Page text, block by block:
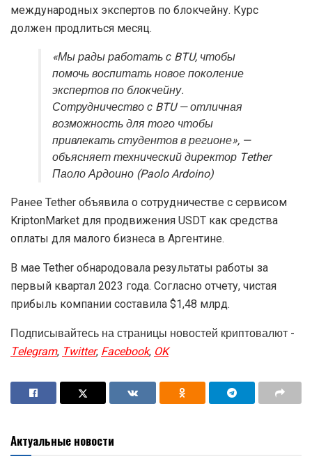
международных экспертов по блокчейну. Курс
должен продлиться месяц.
«Мы рады работать с BTU, чтобы
помочь воспитать новое поколение
экспертов по блокчейну.
Сотрудничество с BTU — отличная
возможность для того чтобы
привлекать студентов в регионе», —
объясняет технический директор Tether
Паоло Ардоино (Paolo Ardoino)
Ранее Tether объявила о сотрудничестве с сервисом
KriptonMarket для продвижения USDT как средства
оплаты для малого бизнеса в Аргентине.
В мае Tether обнародовала результаты работы за
первый квартал 2023 года. Согласно отчету, чистая
прибыль компании составила $1,48 млрд.
Подписывайтесь на страницы новостей криптовалют -
Telegram,Twitter,Facebook,OK
Актуальные новости